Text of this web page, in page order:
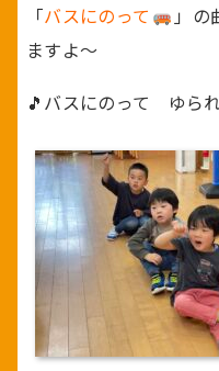
「バスにのって
」の
ますよ～
🎵バスにのって ゆら